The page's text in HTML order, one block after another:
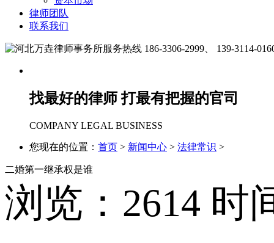
律师团队
联系我们
186-3306-2999、 139-3114-
找最好的律师 打最有把握的官司
COMPANY LEGAL BUSINESS
您现在的位置： 首页 > 新闻中心 > 法律常识 >
二婚第一继承权是谁
浏览： 2614 时